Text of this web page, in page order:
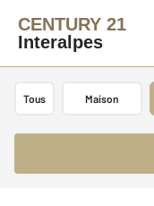
CENTURY 21
Interalpes
Tous Maison